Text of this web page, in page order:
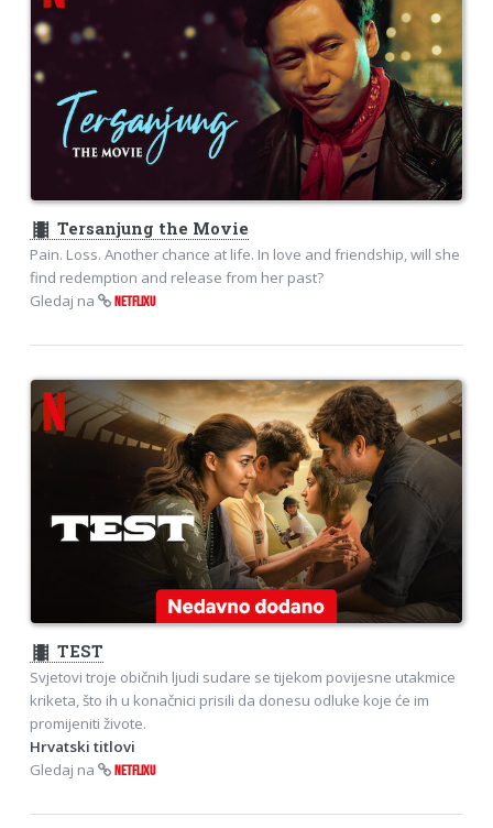
theaters Tersanjung the Movie
Pain. Loss. Another chance at life. In love and friendship, will she
find redemption and release from her past?
Gledaj na
NETFLIXU
theaters TEST
Svjetovi troje običnih ljudi sudare se tijekom povijesne utakmice
kriketa, što ih u konačnici prisili da donesu odluke koje će im
promijeniti živote.
Hrvatski titlovi
Gledaj na
NETFLIXU